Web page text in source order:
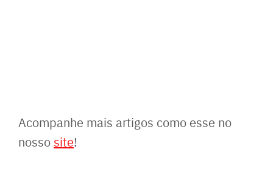
Acompanhe mais artigos como esse no
nosso site!